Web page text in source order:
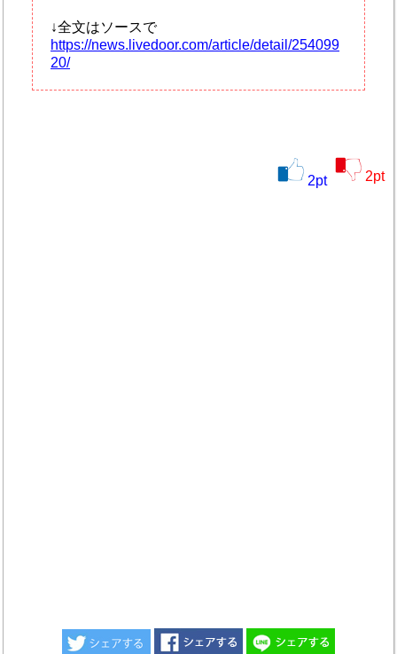
↓全文はソースで
https://news.livedoor.com/article/detail/254099
20/
2pt 2pt